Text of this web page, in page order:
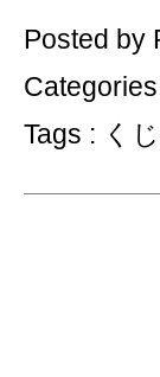
Posted by
Tags : く